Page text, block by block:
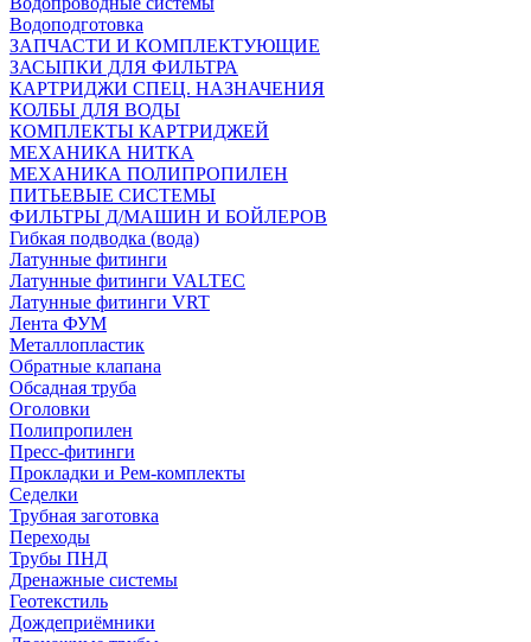
Водоподготовка
ЗАПЧАСТИ И КОМПЛЕКТУЮЩИЕ
ЗАСЫПКИ ДЛЯ ФИЛЬТРА
КАРТРИДЖИ СПЕЦ. НАЗНАЧЕНИЯ
КОЛБЫ ДЛЯ ВОДЫ
КОМПЛЕКТЫ КАРТРИДЖЕЙ
МЕХАНИКА НИТКА
МЕХАНИКА ПОЛИПРОПИЛЕН
ПИТЬЕВЫЕ СИСТЕМЫ
ФИЛЬТРЫ Д/МАШИН И БОЙЛЕРОВ
Гибкая подводка (вода)
Латунные фитинги
Латунные фитинги VALTEC
Латунные фитинги VRT
Лента ФУМ
Металлопластик
Обратные клапана
Обсадная труба
Оголовки
Полипропилен
Пресс-фитинги
Прокладки и Рем-комплекты
Седелки
Трубная заготовка
Переходы
Трубы ПНД
Дренажные системы
Геотекстиль
Дождеприёмники